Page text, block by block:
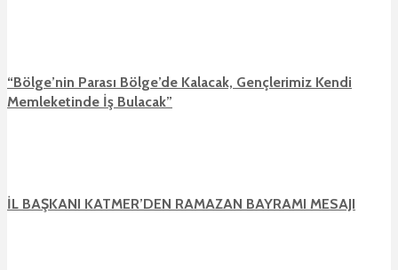
“Bölge’nin Parası Bölge’de Kalacak, Gençlerimiz Kendi
Memleketinde İş Bulacak”
İL BAŞKANI KATMER’DEN RAMAZAN BAYRAMI MESAJI